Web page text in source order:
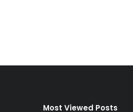
Most Viewed Posts